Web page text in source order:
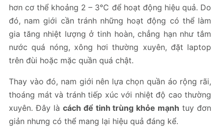
hơn cơ thể khoảng 2 – 3°C để hoạt động hiệu quả. Do
đó, nam giới cần tránh những hoạt động có thể làm
gia tăng nhiệt lượng ở tinh hoàn, chẳng hạn như tắm
nước quá nóng, xông hơi thường xuyên, đặt laptop
trên đùi hoặc mặc quần quá chật.
Thay vào đó, nam giới nên lựa chọn quần áo rộng rãi,
thoáng mát và tránh tiếp xúc với nhiệt độ cao thường
xuyên. Đây là cách để tinh trùng khỏe mạnh tuy đơn
giản nhưng có thể mang lại hiệu quả đáng kể.